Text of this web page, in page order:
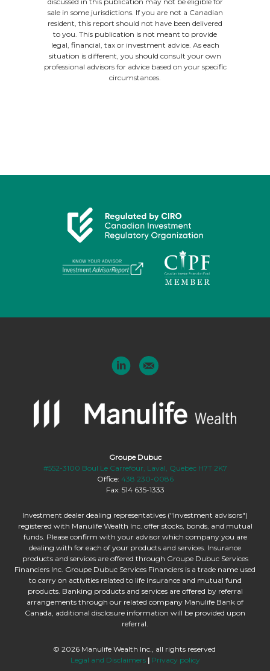
sale in some jurisdictions. If you are not a Canadian
resident, this report should not have been delivered
to you. This publication is not meant to provide
legal, financial, tax or investment advice. As each
situation is different, you should consult your own
professional advisors for advice based on your specific
circumstances.
Groupe Dubuc
#552-3100 Boul Le Carrefour, Laval, Quebec H7T 2K7
Office: 438 230-0086
Fax: 514 635-1333
Investment dealer dealing representatives ("Investment advisors")
registered with Manulife Wealth Inc. offer stocks, bonds, and mutual
funds. Please confirm with your advisor which company you are
dealing with for each of your products and services. Insurance
products and services are offered through Groupe Dubuc Services
Financiers Inc. Groupe Dubuc Services Financiers is a trade name used
to carry on activities related to life insurance and mutual fund
products. Banking products and services are offered by referral
arrangements through our related company Manulife Bank of
Canada, additional disclosure information will be provided upon
referral.
© 2026Manulife Wealth Inc., all rights reserved
Legal and Disclaimers| Privacy policy